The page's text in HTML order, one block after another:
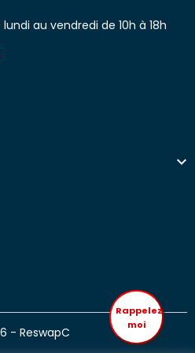
au vendredi de 10h à 18h

- ReswapC
Rappelez
moi